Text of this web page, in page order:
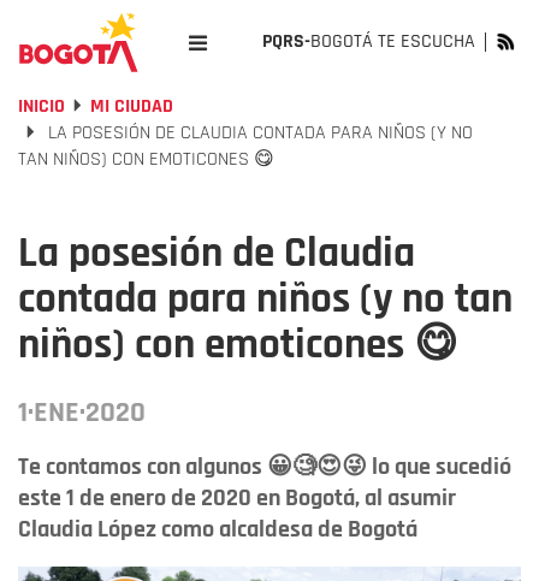
PQRS-BOGOTÁ TE ESCUCHA
INICIO
MI CIUDAD
LA POSESIÓN DE CLAUDIA CONTADA PARA NIÑOS (Y NO
TAN NIÑOS) CON EMOTICONES 😋
La posesión de Claudia
contada para niños (y no tan
niños) con emoticones 😋
1·ENE·2020
Te contamos con algunos 😀🧐😍😜 lo que sucedió
este 1 de enero de 2020 en Bogotá, al asumir
Claudia López como alcaldesa de Bogotá